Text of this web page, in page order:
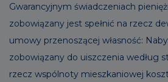
Gwarancyjnym świadczeniach
zobowiązany jest spełnić na rzecz
umowy przenoszącej własność:
zobowiązany do uiszczenia według
rzecz wspólnoty mieszkaniowej